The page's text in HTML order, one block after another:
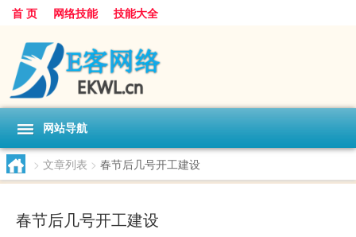
首 页 网络技能 技能大全
网站导航
> 文章列表 > 春节后几号开工建设
春节后几号开工建设